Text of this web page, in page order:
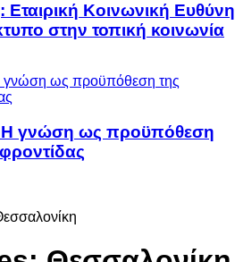
Κοινωνική Ευθύνη
στην τοπική κοινωνία
Η γνώση ως προϋπόθεση